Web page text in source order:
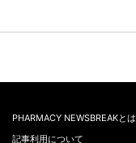
PHARMACY NEWSBREAKとは
記事利用について